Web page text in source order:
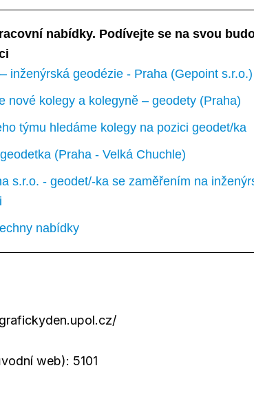
nabídky. Podívejte se na svou
inženýrská geodézie - Praha (Gepoint s.r.o.)
nové kolegy a kolegyně – geodety (Praha)
týmu hledáme kolegy na pozici geodet/ka
(Praha - Velká Chuchle)
s.r.o. - geodet/-ka se zaměřením na
nabídky
web): 5101